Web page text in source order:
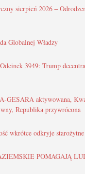
sierpień 2026 –
Globalnej Władzy
3949: Trump
GESARA aktywowana,
Republika przywrócona
wkrótce odkryje
POMAGAJĄ